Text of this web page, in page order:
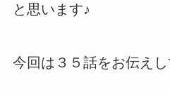
と思います♪
今回は３５話をお伝え